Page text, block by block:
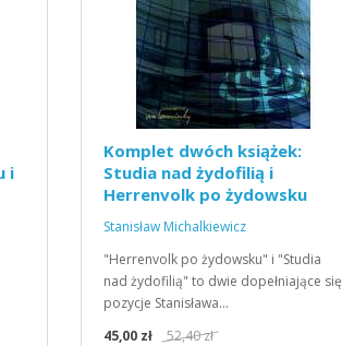
i
Komplet dwóch książek:
Studia nad żydofilią i
Herrenvolk po żydowsku
Stanisław Michalkiewicz
"Herrenvolk po żydowsku" i "Studia
nad żydofilią" to dwie dopełniające się
pozycje Stanisława…
45,00 zł
52,40 zł